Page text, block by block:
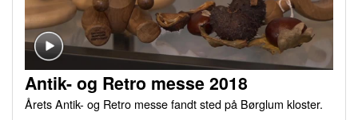
Antik- og Retro messe 2018
Årets Antik- og Retro messe fandt sted på Børglum kloster.